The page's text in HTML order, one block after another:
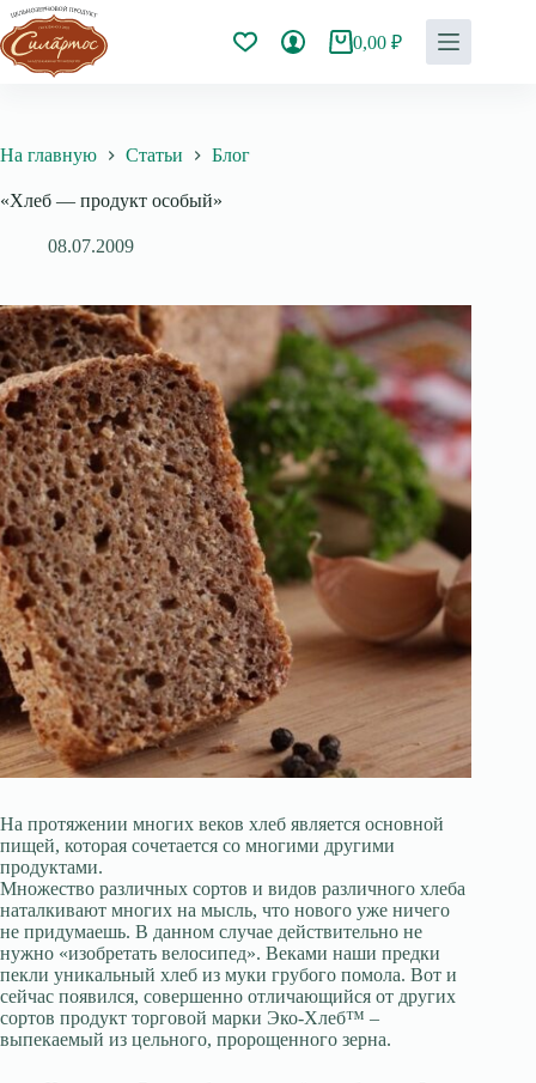
Перейти
к
сути
Корзина
0,00₽
На главную Статьи Блог
«Хлеб — продукт особый»
08.07.2009
На протяжении многих веков хлеб является основной
пищей, которая сочетается со многими другими
продуктами.
Множество различных сортов и видов различного хлеба
наталкивают многих на мысль, что нового уже ничего
не придумаешь. В данном случае действительно не
нужно «изобретать велосипед». Веками наши предки
пекли уникальный хлеб из муки грубого помола. Вот и
сейчас появился, совершенно отличающийся от других
сортов продукт торговой марки Эко-Хлеб™ –
выпекаемый из цельного, пророщенного зерна.